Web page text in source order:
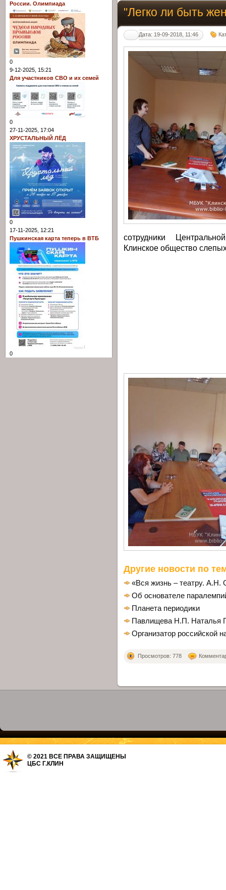
"Легко ли быть
Дата: 19-09-2018, 11:46
сотрудники
Клинское общество
Другие новости по
«Вся жизнь – театру. А.Н.
Об основателе
Планета периодики
Павлищева Н.П. Наталья
Организатор российской
Просмотров: 778
России. Олимпиада
0
9-12-2025, 15:21
Для участников СВО и их семей
0
27-11-2025, 17:04
ХРУСТАЛЬНЫЙ ЛЁД
0
17-11-2025, 12:21
Пушкинская карта теперь в ВТБ
0
© 2021 ВСЕ ПРАВА ЗАЩИЩЕНЫ
ЦБС Г.КЛИН